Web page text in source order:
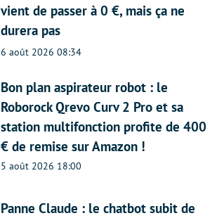
vient de passer à 0 €, mais ça ne
durera pas
6 août 2026 08:34
Bon plan aspirateur robot : le
Roborock Qrevo Curv 2 Pro et sa
station multifonction profite de 400
€ de remise sur Amazon !
5 août 2026 18:00
Panne Claude : le chatbot subit de